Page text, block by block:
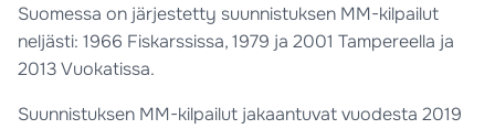
Suomessa on järjestetty suunnistuksen MM-kilpailut
neljästi: 1966 Fiskarssissa, 1979 ja 2001 Tampereella ja
2013 Vuokatissa.
Suunnistuksen MM-kilpailut jakaantuvat vuodesta 2019